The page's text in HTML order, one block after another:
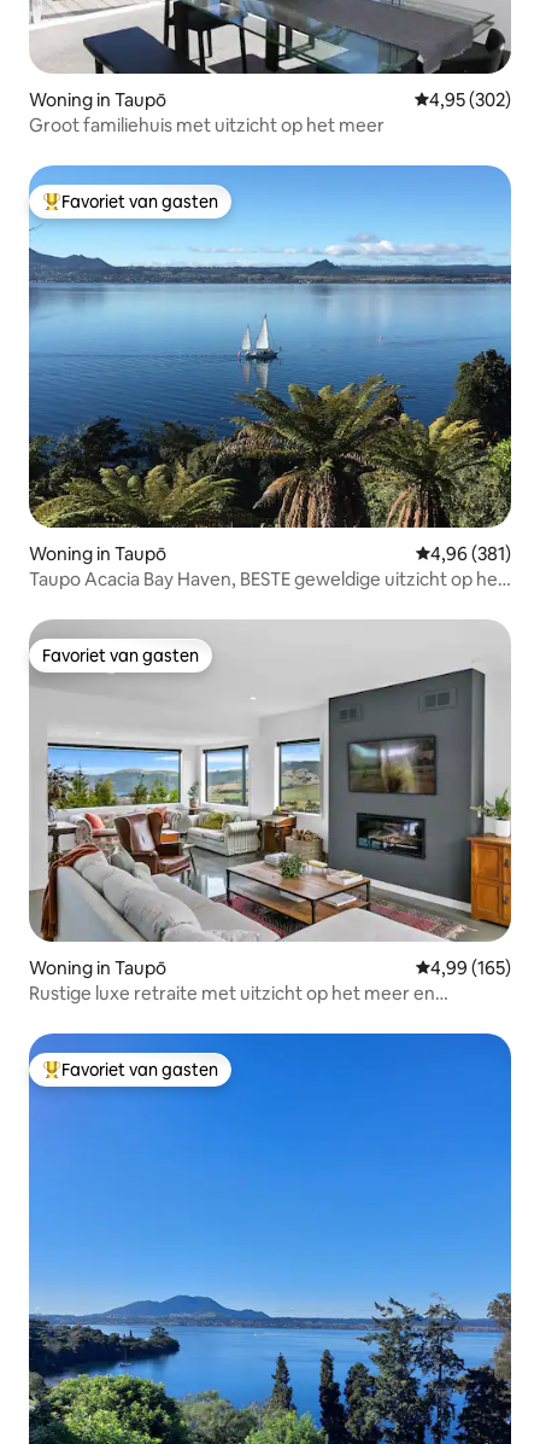
Woning in Taupō Gemiddelde
4,95 (302)
Groot familiehuis met uitzicht op het meer
Topfavoriet van gasten
Favoriet van gasten
Woning in Taupō Gemiddelde
4,96 (381)
Taupo Acacia Bay Haven, BESTE geweldige uitzicht op het
Favoriet van gasten
Favoriet van gasten
Woning in Taupō Gemiddelde
4,99 (165)
Rustige luxe retraite met uitzicht op het meer en
Topfavoriet van gasten
Favoriet van gasten